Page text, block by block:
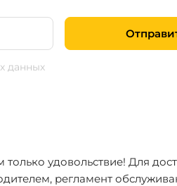
данных
удовольствие! Для
регламент